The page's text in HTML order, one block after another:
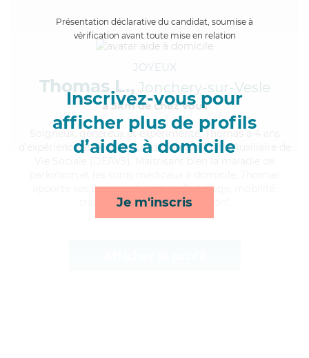
Présentation déclarative du candidat, soumise à
vérification avant toute mise en relation
Inscrivez-vous pour
afficher plus de profils
d’aides à domicile
Je m'inscris
JOYEUX
Thomas L., Jonchery-sur-Vesle
à 5km de chez Vous
, généreux et expérimenté, Thomas a 4 ans
d'expérience et possède un diplôme d'État d'Auxiliaire de
apporte ses services de toilette/habillage, mobilité,
transports et courses/livraison*